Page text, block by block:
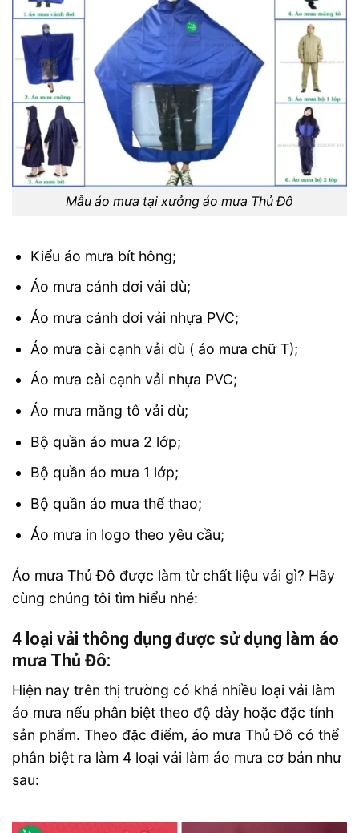
Mẫu áo mưa tại xưởng áo mưa Thủ Đô
Kiểu áo mưa bít hông;
Áo mưa cánh dơi vải dù;
Áo mưa cánh dơi vải nhựa PVC;
Áo mưa cài cạnh vải dù ( áo mưa chữ T);
Áo mưa cài cạnh vải nhựa PVC;
Áo mưa măng tô vải dù;
Bộ quần áo mưa 2 lớp;
Bộ quần áo mưa 1 lớp;
Bộ quần áo mưa thể thao;
Áo mưa in logo theo yêu cầu;
Áo mưa Thủ Đô được làm từ chất liệu vải gì? Hãy
cùng chúng tôi tìm hiểu nhé:
4 loại vải thông dụng được sử dụng làm áo
mưa Thủ Đô:
Hiện nay trên thị trường có khá nhiều loại vải làm
áo mưa nếu phân biệt theo độ dày hoặc đặc tính
sản phẩm. Theo đặc điểm, áo mưa Thủ Đô có thể
phân biệt ra làm 4 loại vải làm áo mưa cơ bản như
sau: